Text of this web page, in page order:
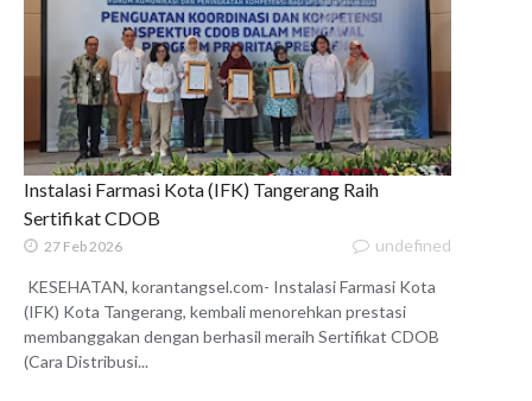
Instalasi Farmasi Kota (IFK) Tangerang Raih
Sertifikat CDOB
27 Feb 2026 undefined
KESEHATAN, korantangsel.com- Instalasi Farmasi Kota
(IFK) Kota Tangerang, kembali menorehkan prestasi
membanggakan dengan berhasil meraih Sertifikat CDOB
(Cara Distribusi...